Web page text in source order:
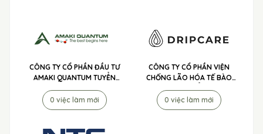
CÔNG TY CỔ PHẦN ĐẦU TƯ
AMAKI QUANTUM TUYỂN
DỤNG
0 việc làm mới
CÔNG TY CỔ PHẦN VIỆN
CHỐNG LÃO HÓA TẾ BÀO
DRIPCARE TUYỂN DỤNG
0 việc làm mới